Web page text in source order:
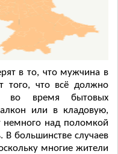
в то, что мужчина в
того, что всё должно
во время бытовых
или в кладовую,
немного над поломкой
В большинстве случаев
многие жители